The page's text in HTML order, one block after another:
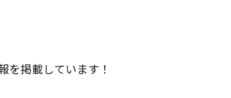
を掲載しています！